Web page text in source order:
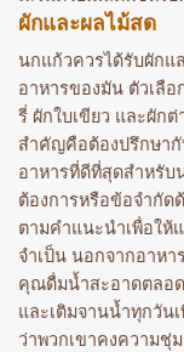
ผักและผลไม้สด
นกแก้วควรได้รับผักแ
อาหารของมัน ตัวเลื
รี่ ผักใบเขียว และผัก
สำคัญคือต้องปรึกษา
อาหารที่ดีที่สุดสำหรั
ต้องการหรือข้อจำกัด
ตามคำแนะนำเพื่อให้
จำเป็น นอกจากอาห
คุณดื่มน้ำสะอาดตลอด
และเติมจานน้ำทุกวัน
ว่าพวกเขาคงความชุ่